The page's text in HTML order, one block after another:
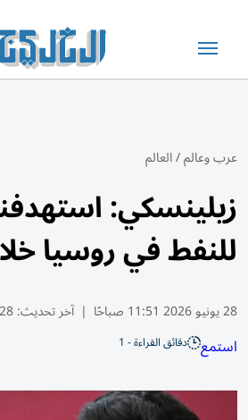
عرب وعالم/العالم
زيلينسكي:
للنفط في روسيا
28 يونيو 2026 11:51 صباحًا | آخر تحديث:28 يونيو 12:05 2026
استمع دقائق القراءة - 1